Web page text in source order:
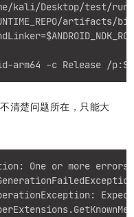
kali/Desktop/test/
artifacts/
-c Release /
清楚问题所在，只能大
One or more